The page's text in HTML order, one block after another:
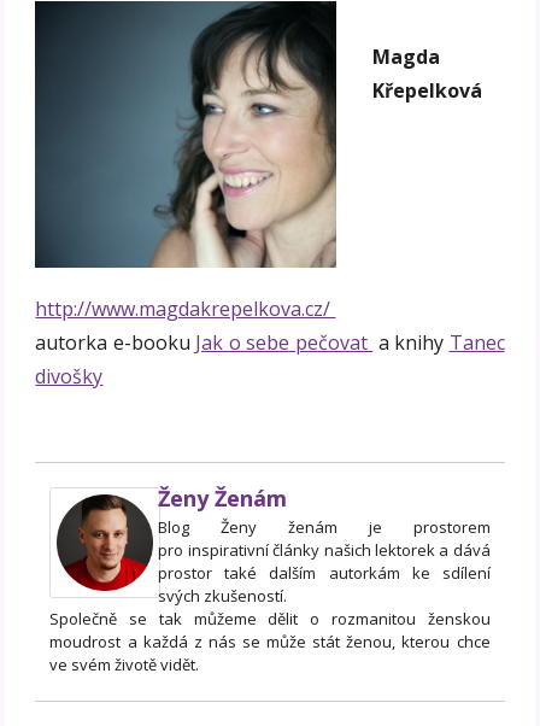
Magda
Křepelková
http://www.magdakrepelkova.cz/
autorka e-booku Jak o sebe pečovat a knihy Tanec
divošky
Ženy Ženám
Blog Ženy ženám je prostorem
pro inspirativní články našich lektorek a dává
prostor také dalším autorkám ke sdílení
svých zkušeností.
Společně se tak můžeme dělit o rozmanitou ženskou
moudrost a každá z nás se může stát ženou, kterou chce
ve svém životě vidět.